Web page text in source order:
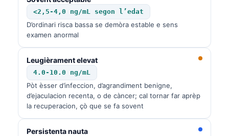
<2,5-4,0 ng/mL segon l’edat
D’ordinari risca bassa se demòra estable e sens
examen anormal
Leugièrament elevat
4.0-10.0 ng/mL
Pòt èsser d’infeccion, d’agrandiment benigne,
d’ejaculacion recenta, o de càncer; cal tornar far aprèp
la recuperacion, çò que se fa sovent
Persistenta nauta